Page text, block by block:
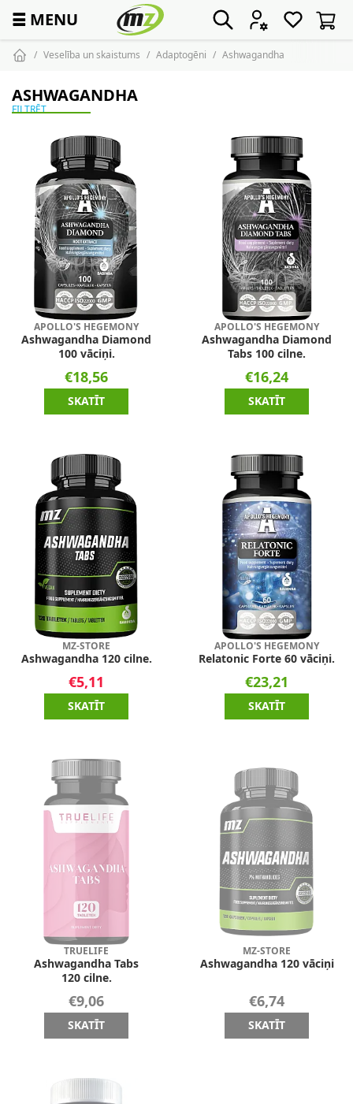
☰ MENU
Veselība un skaistums Adaptogēni Ashwagandha
ASHWAGANDHA
FILTRĒT
APOLLO'S HEGEMONY
Ashwagandha Diamond
100 vāciņi.
€18,56
SKATĪT
APOLLO'S HEGEMONY
Ashwagandha Diamond
Tabs 100 cilne.
€16,24
SKATĪT
MZ-STORE
Ashwagandha 120 cilne.
€5,11
SKATĪT
APOLLO'S HEGEMONY
Relatonic Forte 60 vāciņi.
€23,21
SKATĪT
TRUELIFE
Ashwagandha Tabs
120 cilne.
€9,06
SKATĪT
MZ-STORE
Ashwagandha 120 vāciņi
€6,74
SKATĪT